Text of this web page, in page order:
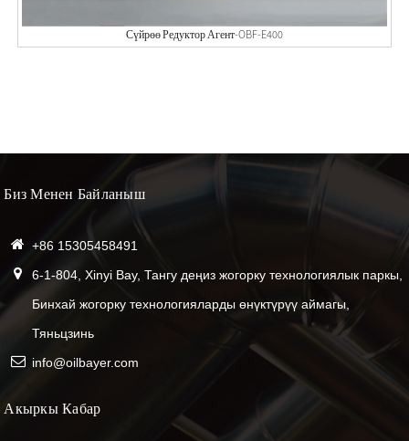
Сүйрөө Редуктор Агент-OBF-E400
Биз Менен Байланыш
+86 15305458491
6-1-804, Xinyi Bay, Тангу деңиз жогорку технологиялык паркы,
Бинхай жогорку технологияларды өнүктүрүү аймагы,
Тяньцзинь
info@oilbayer.com
Акыркы Кабар